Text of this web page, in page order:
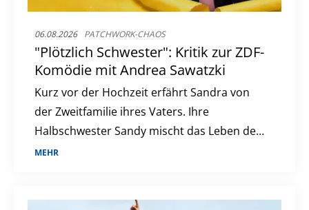
06.08.2026 PATCHWORK-CHAOS
"Plötzlich Schwester": Kritik zur ZDF-
Komödie mit Andrea Sawatzki
Kurz vor der Hochzeit erfährt Sandra von
der Zweitfamilie ihres Vaters. Ihre
Halbschwester Sandy mischt das Leben der
Giesingers auf.
MEHR